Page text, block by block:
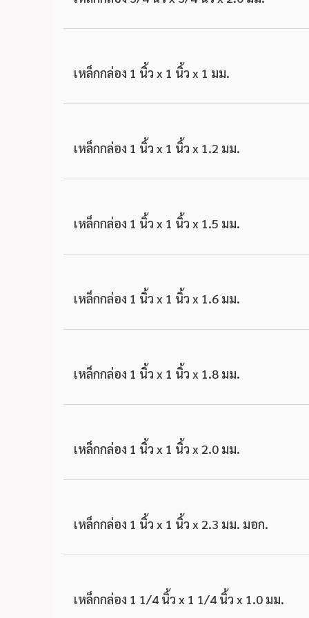
เหล็กกล่อง 1 นิ้ว x 1 นิ้ว x 1 มม.
เหล็กกล่อง 1 นิ้ว x 1 นิ้ว x 1.2 มม.
เหล็กกล่อง 1 นิ้ว x 1 นิ้ว x 1.5 มม.
เหล็กกล่อง 1 นิ้ว x 1 นิ้ว x 1.6 มม.
เหล็กกล่อง 1 นิ้ว x 1 นิ้ว x 1.8 มม.
เหล็กกล่อง 1 นิ้ว x 1 นิ้ว x 2.0 มม.
เหล็กกล่อง 1 นิ้ว x 1 นิ้ว x 2.3 มม. มอก.
เหล็กกล่อง 1 1/4 นิ้ว x 1 1/4 นิ้ว x 1.0 มม.